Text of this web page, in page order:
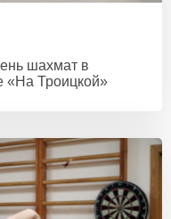
шахмат в
«На Троицкой»